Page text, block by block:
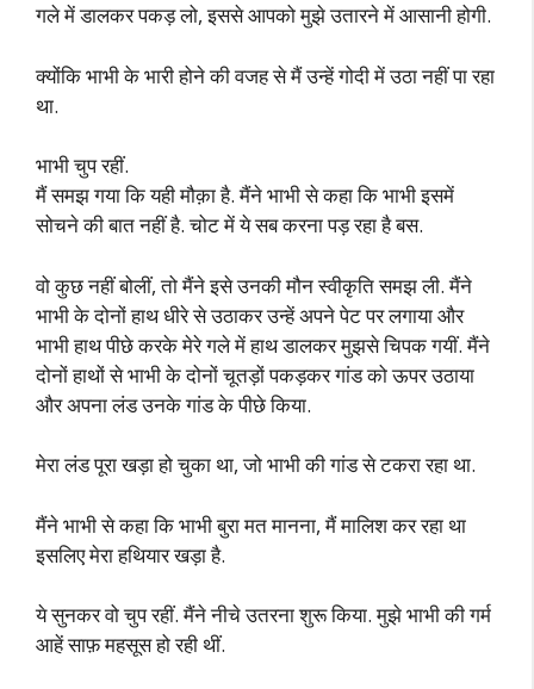
गले में डालकर पकड़ लो, इससे आपको मुझे उतारने में आसानी होगी.
क्योंकि भाभी के भारी होने की वजह से मैं उन्हें गोदी में उठा नहीं पा रहा
था.
भाभी चुप रहीं.
मैं समझ गया कि यही मौक़ा है. मैंने भाभी से कहा कि भाभी इसमें
सोचने की बात नहीं है. चोट में ये सब करना पड़ रहा है बस.
वो कुछ नहीं बोलीं, तो मैंने इसे उनकी मौन स्वीकृति समझ ली. मैंने
भाभी के दोनों हाथ धीरे से उठाकर उन्हें अपने पेट पर लगाया और
भाभी हाथ पीछे करके मेरे गले में हाथ डालकर मुझसे चिपक गयीं. मैंने
दोनों हाथों से भाभी के दोनों चूतड़ों पकड़कर गांड को ऊपर उठाया
और अपना लंड उनके गांड के पीछे किया.
मेरा लंड पूरा खड़ा हो चुका था, जो भाभी की गांड से टकरा रहा था.
मैंने भाभी से कहा कि भाभी बुरा मत मानना, मैं मालिश कर रहा था
इसलिए मेरा हथियार खड़ा है.
ये सुनकर वो चुप रहीं. मैंने नीचे उतरना शुरू किया. मुझे भाभी की गर्म
आहें साफ़ महसूस हो रही थीं.